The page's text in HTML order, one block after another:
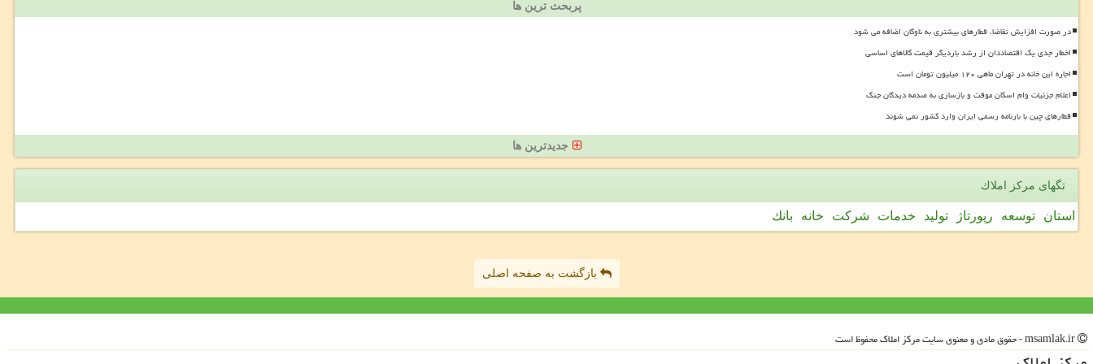
پربحث ترین ها
در صورت افزایش تقاضا، قطارهای بیشتری به ناوگان اضافه می شود
اخطار جدی یک اقتصاددان از رشد باردیگر قیمت کالاهای اساسی
اجاره این خانه در تهران ماهی ۱۲۰ میلیون تومان است
اعلام جزئیات وام اسکان موقت و بازسازی به صدمه دیدگان جنگ
قطارهای چین با بارنامه رسمی ایران وارد کشور نمی شوند
جدیدترین ها
تگهای مركز املاك
استان توسعه رپورتاژ تولید خدمات شركت خانه بانك
بازگشت به صفحه اصلی